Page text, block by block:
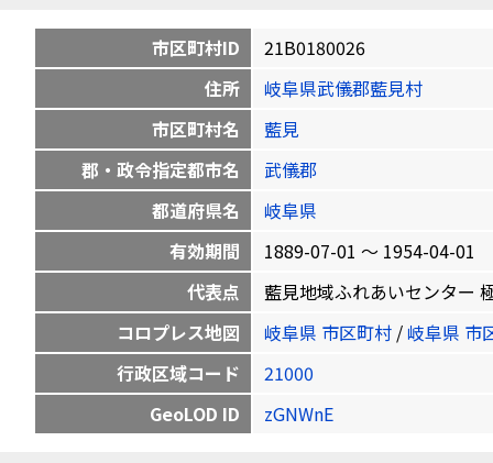
市区町村ID
21B0180026
住所
岐阜県武儀郡藍見村
市区町村名
藍見
郡・政令指定都市名
武儀郡
都道府県名
岐阜県
有効期間
1889-07-01 〜 1954-04-01
代表点
藍見地域ふれあいセンター
コロプレス地図
岐阜県 市区町村 /岐阜県 市
行政区域コード
21000
GeoLOD ID
zGNWnE